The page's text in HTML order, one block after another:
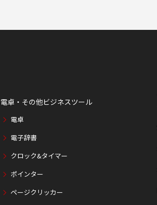
電卓・その他ビジネスツール
電卓
電子辞書
クロック&タイマー
ポインター
ページクリッカー